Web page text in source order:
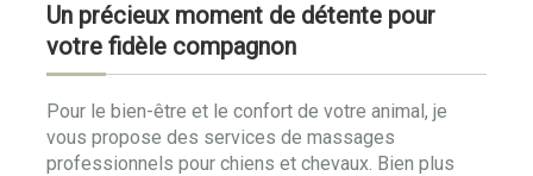
Un précieux moment de détente pour
votre fidèle compagnon
Pour le bien-être et le confort de votre animal, je
vous propose des services de massages
professionnels pour chiens et chevaux. Bien plus